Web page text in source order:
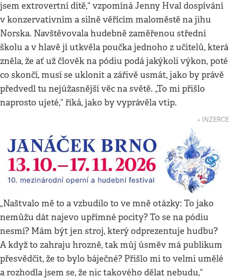
jsem extrovertní dítě,“ vzpomíná Jenny Hval dospívání
v konzervativním a silně věřícím maloměstě na jihu
Norska. Navštěvovala hudebně zaměřenou střední
školu a v hlavě jí utkvěla poučka jednoho z učitelů, která
zněla, že ať už člověk na pódiu podá jakýkoli výkon, poté
co skončí, musí se uklonit a zářivě usmát, jako by právě
předvedl tu nejúžasnější věc na světě. „To mi přišlo
naprosto ujeté,“ říká, jako by vyprávěla vtip.
↓ INZERCE
„Naštvalo mě to a vzbudilo to ve mně otázky: To jako
nemůžu dát najevo upřímné pocity? To se na pódiu
nesmí? Mám být jen stroj, který odprezentuje hudbu?
A když to zahraju hrozně, tak můj úsměv má publikum
přesvědčit, že to bylo báječné? Přišlo mi to velmi umělé
a rozhodla jsem se, že nic takového dělat nebudu,“